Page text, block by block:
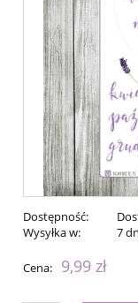
Dostępność:
Wysyłka w:
7
Cena: 9,99 zł